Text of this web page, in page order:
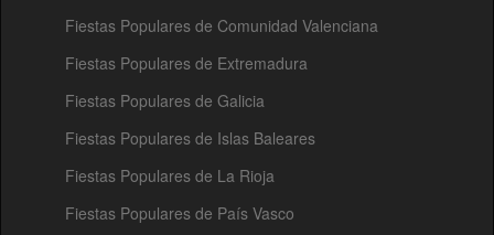
Fiestas Populares de Comunidad Valenciana
Fiestas Populares de Extremadura
Fiestas Populares de Galicia
Fiestas Populares de Islas Baleares
Fiestas Populares de La Rioja
Fiestas Populares de País Vasco